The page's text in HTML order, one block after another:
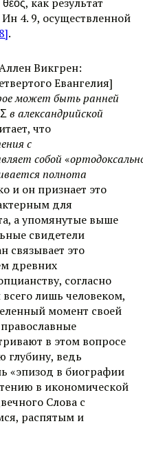
4. 9, осуществленной
.
Викгрен:
Евангелия]
может быть ранней
в александрийской
что
с
собой «
полнота
и он признает это
для
а упомянутые выше
свидетели
связывает это
древних
согласно
лишь человеком,
момент своей
в этом вопросе
глубину, ведь
«эпизод в биографии
в икономической
Слова с
распятым и